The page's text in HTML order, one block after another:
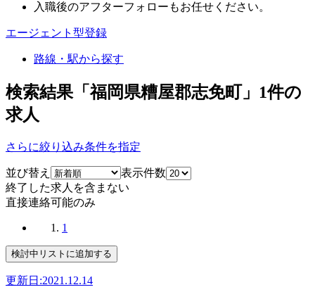
入職後のアフターフォローもお任せください。
エージェント型登録
路線・駅から探す
検索結果「福岡県糟屋郡志免町」 1件の
求人
さらに絞り込み条件を指定
並び替え
表示件数
終了した求人を含まない
直接連絡可能のみ
1
更新日:2021.12.14